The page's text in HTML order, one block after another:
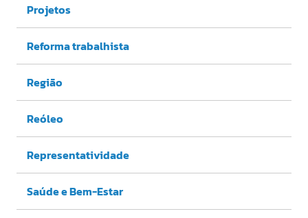
Projetos
Reforma trabalhista
Região
Reóleo
Representatividade
Saúde e Bem-Estar